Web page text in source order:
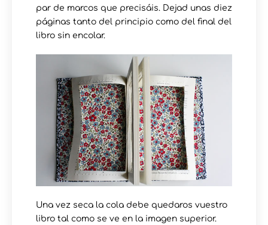
par de marcos que precisáis. Dejad unas diez
páginas tanto del principio como del final del
libro sin encolar.
Una vez seca la cola debe quedaros vuestro
libro tal como se ve en la imagen superior.